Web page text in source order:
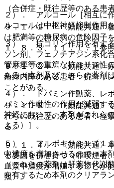
２）． アルコール［相互に
ルコールは中枢神経抑制作用
３）． 抗コリン作用を有す
ソン剤、フェノチアジン系化
管麻痺等の重篤な抗コリン性
ある（本剤及びこれらの薬剤
４）． ドパミン作動薬、レ
パミン作動性の作用が減弱す
神経において、本剤がこれら
よる）］。
５）． フルボキサミン〔１
中濃度を増加させるので、本
（これらの薬剤は肝薬物代謝
を有するため本剤のクリアラ
（合併症・既往歴等のある患者
９．１．１． 〈効能共通〉
は肥満等の糖尿病の危険因子
１、８．３、１１．１．１参
９．１．２． 〈効能共通〉
角緑内障のある患者：抗コリ
ことがある。
９．１．３． 〈効能共通〉
れらの既往歴のある患者：痙
る。
９．１．４． 〈効能共通〉
る要因を併せ持つ（非喫煙者
血漿中濃度が増加することが
照〕。